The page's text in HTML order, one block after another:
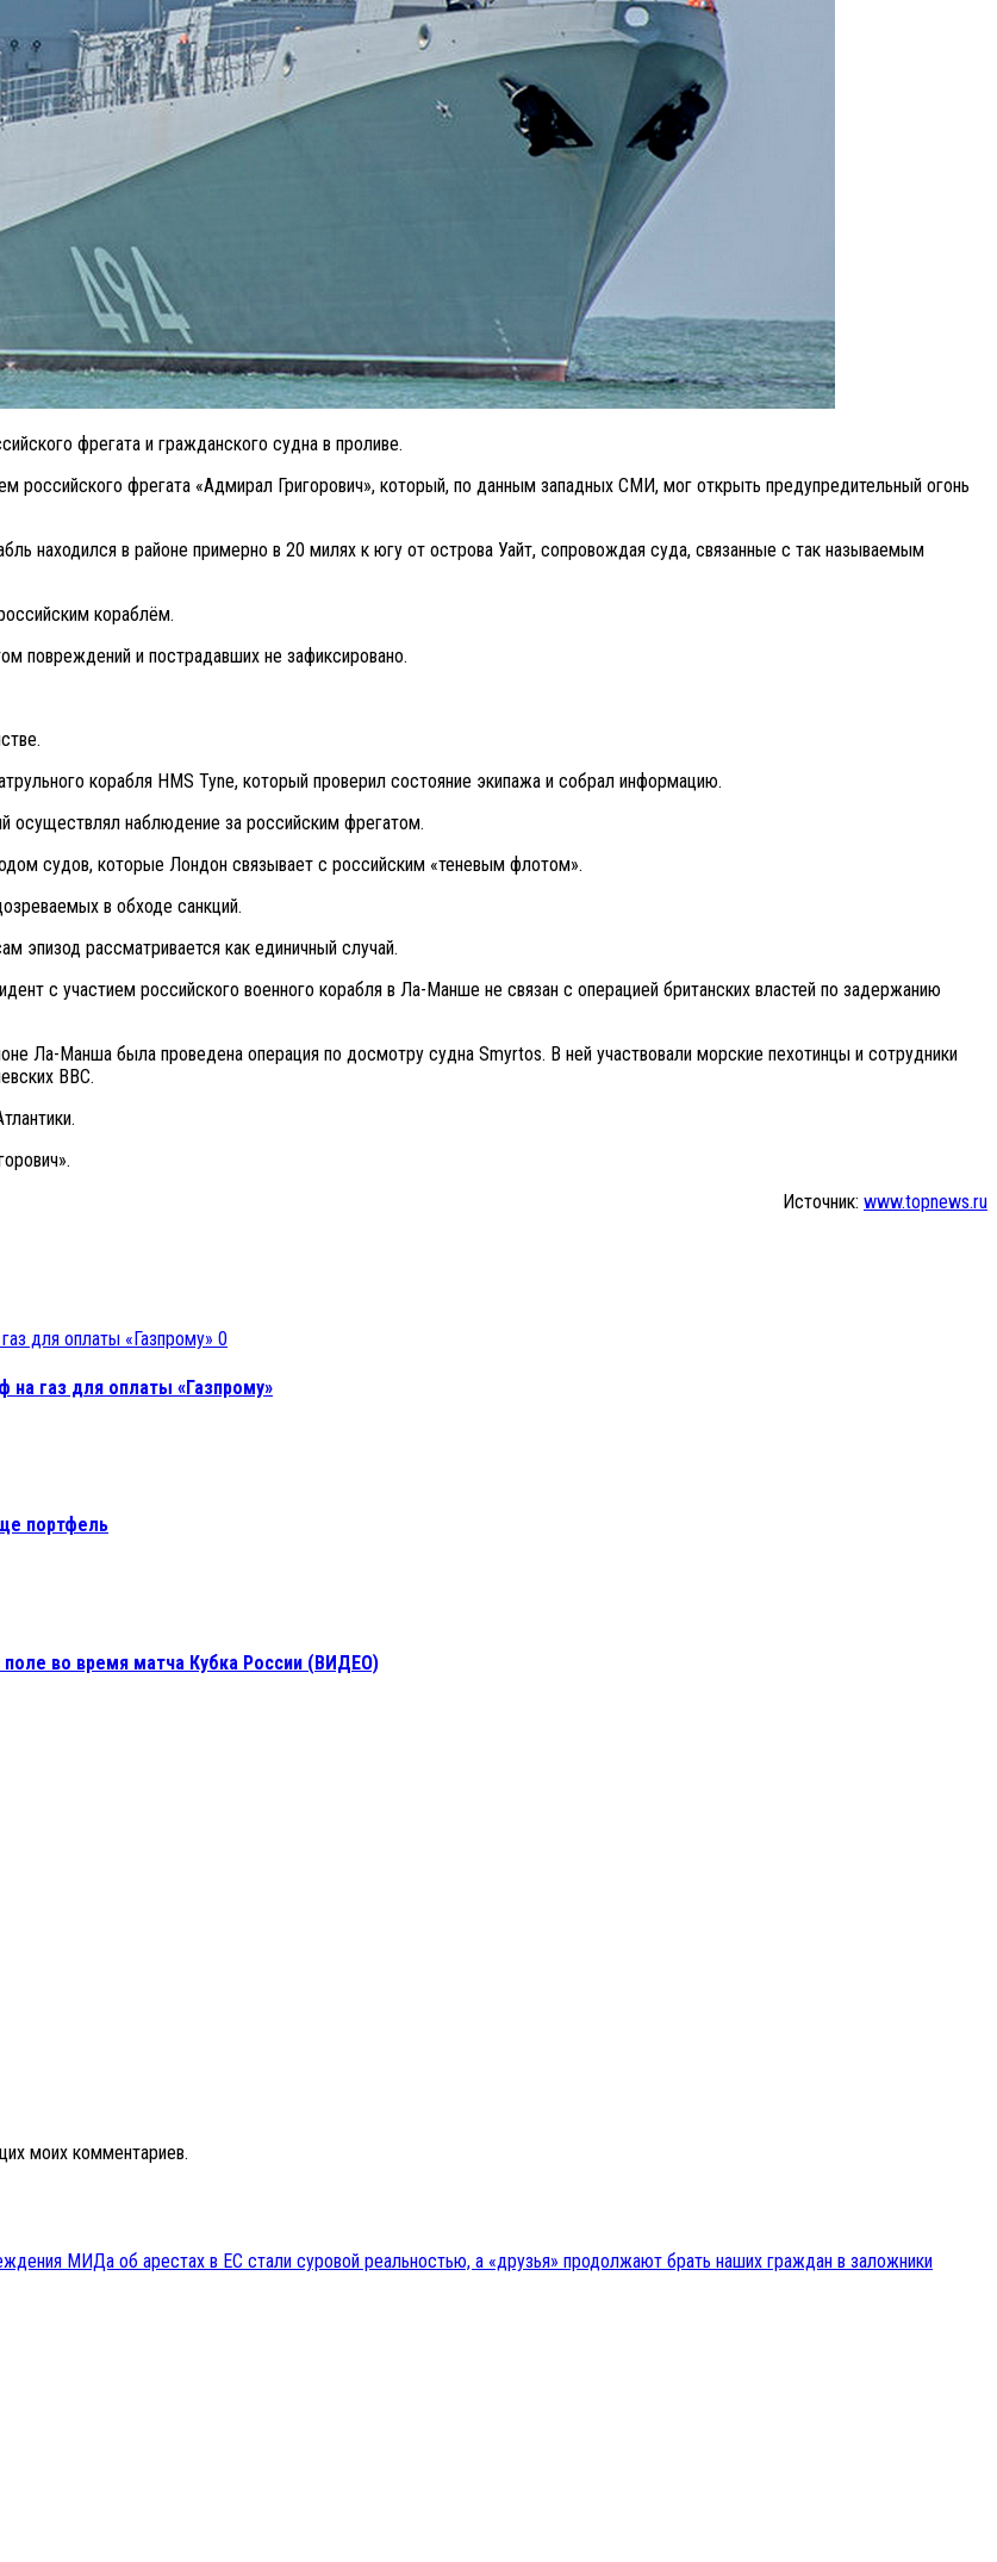
фрегата и гражданского судна в проливе.
фрегата «Адмирал Григорович», который, по данным западных СМИ, мог открыть предупредительный огонь
находился в районе примерно в 20 милях к югу от острова Уайт, сопровождая суда, связанные с так называемым
кораблём.
повреждений и пострадавших не зафиксировано.
корабля HMS Tyne, который проверил состояние экипажа и собрал информацию.
осуществлял наблюдение за российским фрегатом.
судов, которые Лондон связывает с российским «теневым флотом».
в обходе санкций.
эпизод рассматривается как единичный случай.
с участием российского военного корабля в Ла-Манше не связан с операцией британских властей по задержанию
Ла-Манша была проведена операция по досмотру судна Smyrtos. В ней участвовали морские пехотинцы и сотрудники
ВВС.
Источник: www.topnews.ru
0
на газ для оплаты «Газпрому»
портфель
поле во время матча Кубка России (ВИДЕО)
моих комментариев.
МИДа об арестах в ЕС стали суровой реальностью, а «друзья» продолжают брать наших граждан в заложники